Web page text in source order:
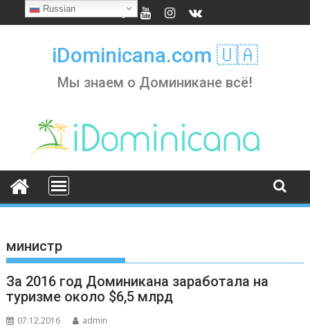
to
iDominicana.com 🇺🇦
Мы знаем о Доминикане всё!
министр
За 2016 год Доминикана заработала на
туризме около $6,5 млрд
07.12.2016 admin
Russian